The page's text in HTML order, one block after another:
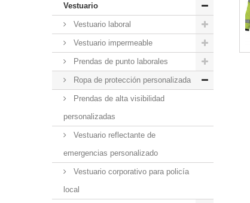
Vestuario
Vestuario laboral
Vestuario impermeable
Prendas de punto laborales
Ropa de protección personalizada
Prendas de alta visibilidad
personalizadas
Vestuario reflectante de
emergencias personalizado
Vestuario corporativo para policía
local